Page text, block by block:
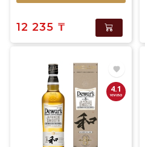
12 235 ₸
4.1